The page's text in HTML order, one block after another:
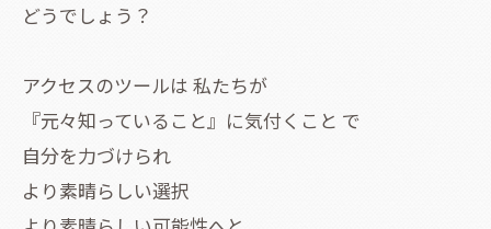
どうでしょう？
アクセスのツールは 私たちが
『元々知っていること』に気付くこと で
自分を力づけられ
より素晴らしい選択